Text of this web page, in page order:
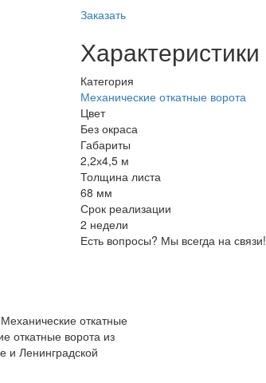
Заказать
Характеристики
Категория
Механические откатные ворота
Цвет
Без окраса
Габариты
2,2х4,5 м
Толщина листа
68 мм
Срок реализации
2 недели
Есть вопросы? Мы всегда на связи!
откатные
откатные ворота из
и Ленинградской